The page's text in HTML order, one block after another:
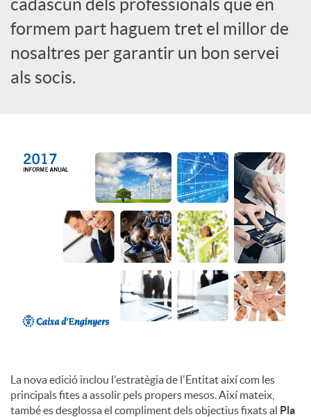
r
d
c
n
cadascun dels professionals que en
formem part haguem tret el millor de
nosaltres per garantir un bon servei
als socis.
La nova edició inclou l'estratègia de l'Entitat així com les
principals fites a assolir pels propers mesos. Així mateix,
també es desglossa el compliment dels objectius fixats al Pla